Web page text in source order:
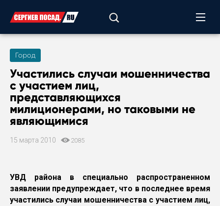
Город
Участились случаи мошенничества
с участием лиц,
представляющихся
милиционерами, но таковыми не
являющимися
15 марта 2010 2085
УВД района в специально распространенном
заявлении предупреждает, что в последнее время
участились случаи мошенничества с участием лиц,